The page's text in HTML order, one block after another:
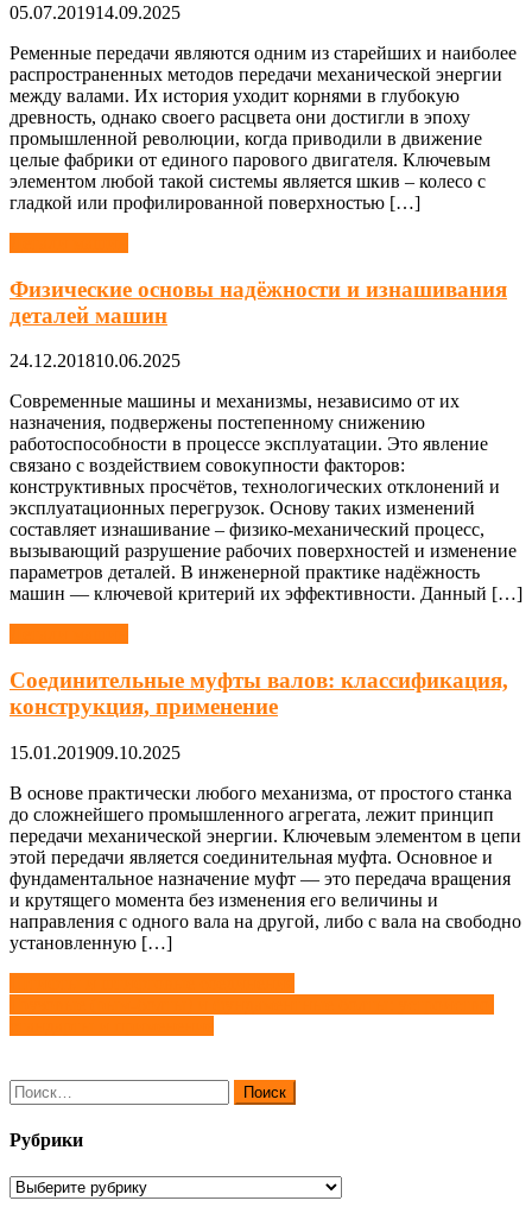
05.07.201914.09.2025
Ременные передачи являются одним из старейших и наиболее
распространенных методов передачи механической энергии
между валами. Их история уходит корнями в глубокую
древность, однако своего расцвета они достигли в эпоху
промышленной революции, когда приводили в движение
целые фабрики от единого парового двигателя. Ключевым
элементом любой такой системы является шкив – колесо с
гладкой или профилированной поверхностью […]
Физические основы надёжности и изнашивания
деталей машин
24.12.201810.06.2025
Современные машины и механизмы, независимо от их
назначения, подвержены постепенному снижению
работоспособности в процессе эксплуатации. Это явление
связано с воздействием совокупности факторов:
конструктивных просчётов, технологических отклонений и
эксплуатационных перегрузок. Основу таких изменений
составляет изнашивание – физико-механический процесс,
вызывающий разрушение рабочих поверхностей и изменение
параметров деталей. В инженерной практике надёжность
машин — ключевой критерий их эффективности. Данный […]
Соединительные муфты валов: классификация,
конструкция, применение
15.01.201909.10.2025
В основе практически любого механизма, от простого станка
до сложнейшего промышленного агрегата, лежит принцип
передачи механической энергии. Ключевым элементом в цепи
этой передачи является соединительная муфта. Основное и
фундаментальное назначение муфт — это передача вращения
и крутящего момента без изменения его величины и
направления с одного вала на другой, либо с вала на свободно
установленную […]
Навигация
по
Найти:
Рубрики
Рубрики